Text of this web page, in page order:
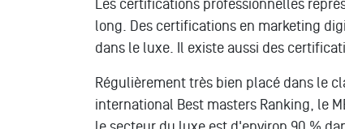
Les certifications professionnelles
long. Des certifications en marketing
dans le luxe. Il existe aussi des
Régulièrement très bien placé dans le
international Best masters Ranking, le